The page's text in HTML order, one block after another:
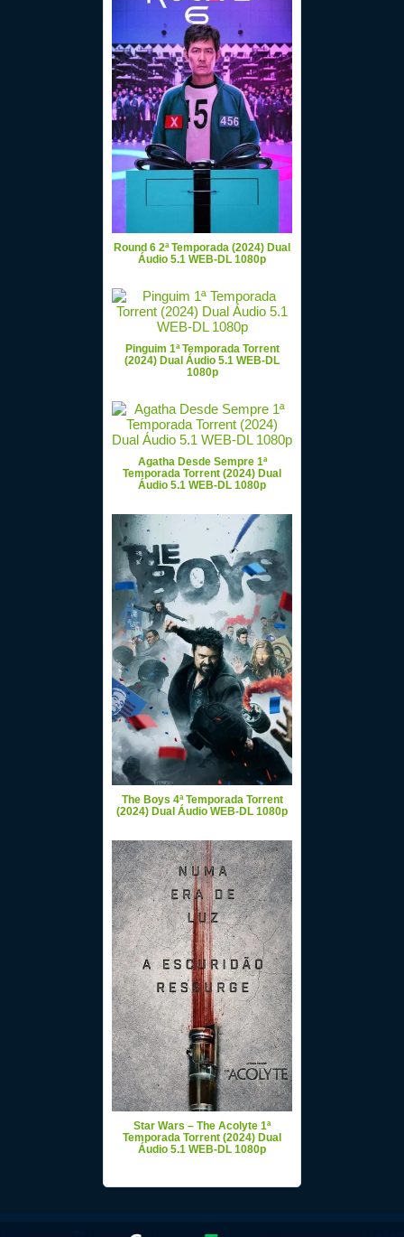
Round 6 2ª Temporada (2024) Dual
Áudio 5.1 WEB-DL 1080p
Pinguim 1ª Temporada Torrent
(2024) Dual Áudio 5.1 WEB-DL
1080p
Agatha Desde Sempre 1ª
Temporada Torrent (2024) Dual
Áudio 5.1 WEB-DL 1080p
The Boys 4ª Temporada Torrent
(2024) Dual Áudio WEB-DL 1080p
Star Wars – The Acolyte 1ª
Temporada Torrent (2024) Dual
Áudio 5.1 WEB-DL 1080p